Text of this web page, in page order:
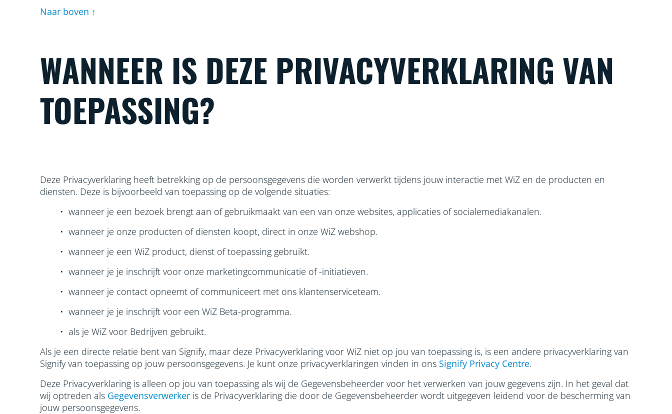
Naar boven ↑
WANNEER IS DEZE PRIVACYVERKLARING VAN
TOEPASSING?
Deze Privacyverklaring heeft betrekking op de persoonsgegevens die worden verwerkt tijdens jouw interactie met WiZ en de producten en
diensten. Deze is bijvoorbeeld van toepassing op de volgende situaties:
• wanneer je een bezoek brengt aan of gebruikmaakt van een van onze websites, applicaties of socialemediakanalen.
• wanneer je onze producten of diensten koopt, direct in onze WiZ webshop.
• wanneer je een WiZ product, dienst of toepassing gebruikt.
• wanneer je je inschrijft voor onze marketingcommunicatie of -initiatieven.
• wanneer je contact opneemt of communiceert met ons klantenserviceteam.
• wanneer je je inschrijft voor een WiZ Beta-programma.
• als je WiZ voor Bedrijven gebruikt.
Als je een directe relatie bent van Signify, maar deze Privacyverklaring voor WiZ niet op jou van toepassing is, is een andere privacyverklaring van
Signify van toepassing op jouw persoonsgegevens. Je kunt onze privacyverklaringen vinden in ons Signify Privacy Centre.
Deze Privacyverklaring is alleen op jou van toepassing als wij de Gegevensbeheerder voor het verwerken van jouw gegevens zijn. In het geval dat
wij optreden als Gegevensverwerker is de Privacyverklaring die door de Gegevensbeheerder wordt uitgegeven leidend voor de bescherming van
jouw persoonsgegevens.